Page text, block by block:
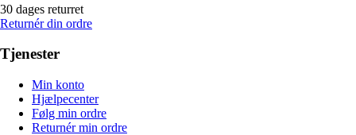
30 dages returret
Returnér din ordre
Tjenester
Min konto
Hjælpecenter
Følg min ordre
Returnér min ordre